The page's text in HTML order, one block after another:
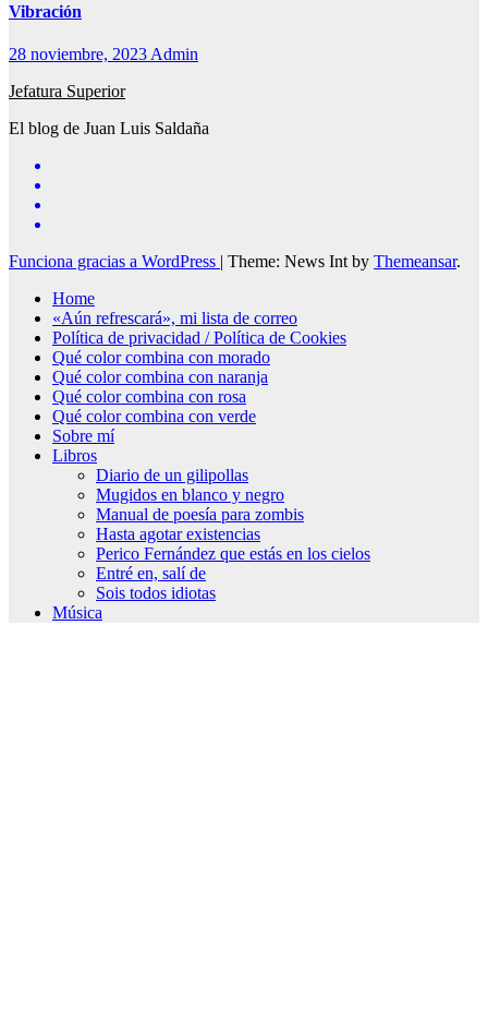
Vibración
28 noviembre, 2023 Admin
Jefatura Superior
El blog de Juan Luis Saldaña
Funciona gracias a WordPress | Theme: News Int by Themeansar.
Home
«Aún refrescará», mi lista de correo
Política de privacidad / Política de Cookies
Qué color combina con morado
Qué color combina con naranja
Qué color combina con rosa
Qué color combina con verde
Sobre mí
Libros
Diario de un gilipollas
Mugidos en blanco y negro
Manual de poesía para zombis
Hasta agotar existencias
Perico Fernández que estás en los cielos
Entré en, salí de
Sois todos idiotas
Música